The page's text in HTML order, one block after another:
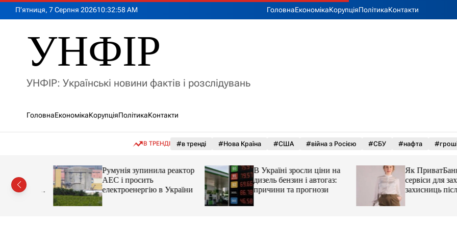
П’ятниця, 7 Серпня 202610:33:00AM ГоловнаЕкономікаКорупціяПолітикаКонтакти
УНФІР
УНФІР: Українські новини фактів і розслідувань
ГоловнаЕкономікаКорупціяПолітикаКонтакти
В ТРЕНДІ #в тренді #Нова Країна #США #війна з Росією #СБУ #нафта
цін і
Румунія зупинила реактор
АЕС і просить
електроенергію в України
В Україні зросли ціни на
дизель бензин і автогаз:
причини та прогнози
Як ПриватБанк
сервіси для
захисниць після